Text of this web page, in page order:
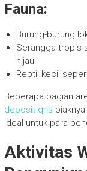
Fauna:
Burung-burung
Serangga tropis
hijau
Reptil kecil
Beberapa bagian
deposit qris
ideal untuk para
Aktivitas